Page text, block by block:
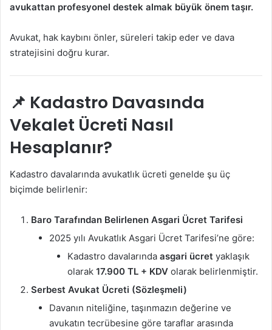
avukattan profesyonel destek almak büyük önem taşır.
Avukat, hak kaybını önler, süreleri takip eder ve dava
stratejisini doğru kurar.
📌 Kadastro Davasında
Vekalet Ücreti Nasıl
Hesaplanır?
Kadastro davalarında avukatlık ücreti genelde şu üç
biçimde belirlenir:
Baro Tarafından Belirlenen Asgari Ücret Tarifesi
2025 yılı Avukatlık Asgari Ücret Tarifesi’ne göre:
Kadastro davalarında asgari ücret yaklaşık
olarak 17.900 TL + KDV olarak belirlenmiştir.
Serbest Avukat Ücreti (Sözleşmeli)
Davanın niteliğine, taşınmazın değerine ve
avukatın tecrübesine göre taraflar arasında